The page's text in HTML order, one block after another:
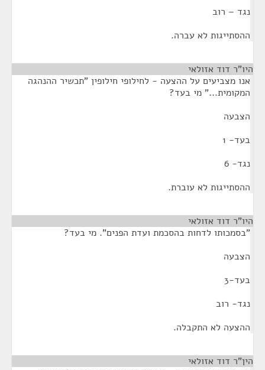
נגד – רוב
ההסתייגות לא עברה.
היו"ר דוד אזולאי
אנו מצביעים על ההצעה - לחילופי חילופין "תכשיר ההנהגה
המקומית..." מי בעד?
הצבעה
בעד- 1
נגד- 6
ההסתייגות לא עוברת.
היו"ר דוד אזולאי
"בסמכותו לדחות בהסכמת ועדת הפנים". מי בעד?
הצבעה
בעד-3
נגד- רוב
ההצעה לא התקבלה.
הין"ר דוד אזולאי